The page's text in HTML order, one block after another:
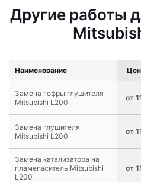
Другие работы
Наименование
Замена гофры глушителя
Mitsubishi L200
от
Замена глушителя
Mitsubishi L200
от
Замена катализатора на
пламегаситель Mitsubishi
L200
от